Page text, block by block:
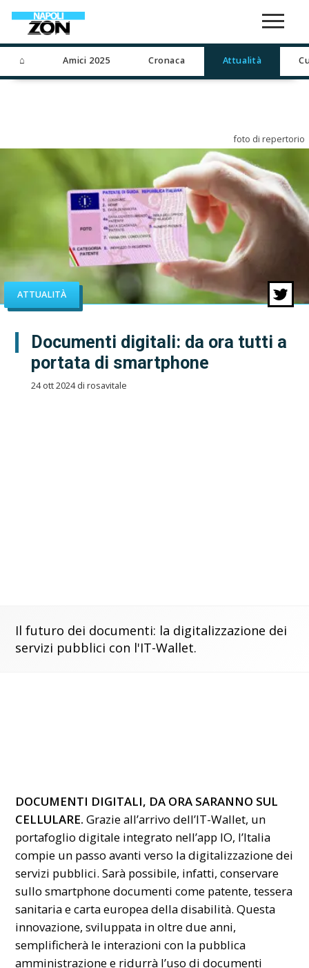
⌂ Amici 2025 Cronaca Attualità
foto di repertorio
ATTUALITÀ
Documenti digitali: da ora tutti a
portata di smartphone
24 ott 2024 di rosavitale
Il futuro dei documenti: la digitalizzazione dei
servizi pubblici con l'IT-Wallet.
DOCUMENTI DIGITALI, DA ORA SARANNO SUL
CELLULARE. Grazie all’arrivo dell’IT-Wallet, un
portafoglio digitale integrato nell’app IO, l’Italia
compie un passo avanti verso la digitalizzazione dei
servizi pubblici. Sarà possibile, infatti, conservare
sullo smartphone documenti come patente, tessera
sanitaria e carta europea della disabilità. Questa
innovazione, sviluppata in oltre due anni,
semplificherà le interazioni con la pubblica
amministrazione e ridurrà l’uso di documenti